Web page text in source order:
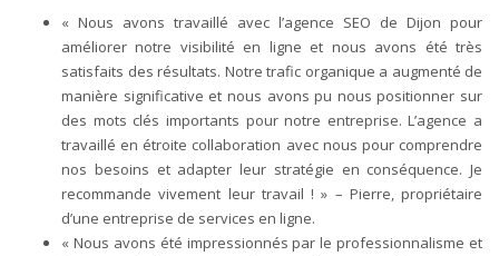
« Nous avons travaillé avec l’agence SEO de Dijon pour
améliorer notre visibilité en ligne et nous avons été très
satisfaits des résultats. Notre trafic organique a augmenté de
manière significative et nous avons pu nous positionner sur
des mots clés importants pour notre entreprise. L’agence a
travaillé en étroite collaboration avec nous pour comprendre
nos besoins et adapter leur stratégie en conséquence. Je
recommande vivement leur travail ! » – Pierre, propriétaire
d’une entreprise de services en ligne.
« Nous avons été impressionnés par le professionnalisme et